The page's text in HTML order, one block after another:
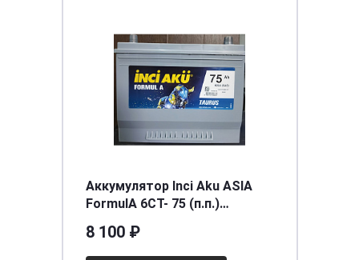
Аккумулятор Inci Aku ASIA
FormulА 6СТ- 75 (п.п.)
[д264ш175в220/600EN] [D26]
8 100 ₽